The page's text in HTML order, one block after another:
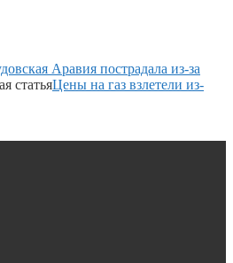
Аравия пострадала из-за
статьяЦены на газ взлетели из-